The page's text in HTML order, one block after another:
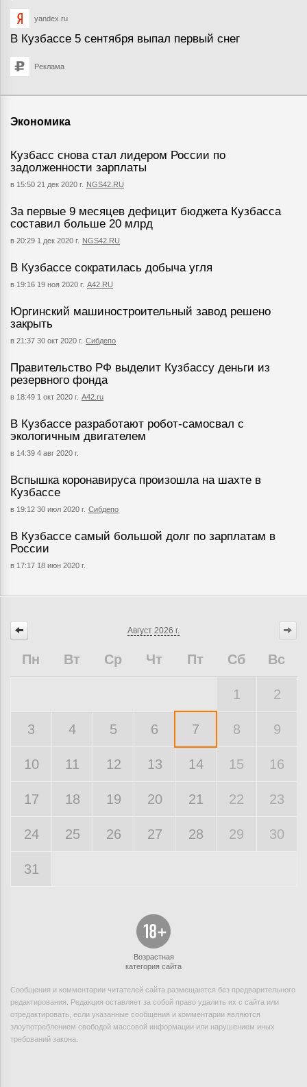
yandex.ru
В Кузбассе 5 сентября выпал первый снег
Реклама
Экономика
Кузбасс снова стал лидером России по
задолженности зарплаты
в 15:50 21 дек 2020 г. NGS42.RU
За первые 9 месяцев дефицит бюджета Кузбасса
составил больше 20 млрд
в 20:29 1 дек 2020 г. NGS42.RU
В Кузбассе сократилась добыча угля
в 19:16 19 ноя 2020 г. А42.RU
Юргинский машиностроительный завод решено
закрыть
в 21:37 30 окт 2020 г. Сибдепо
Правительство РФ выделит Кузбассу деньги из
резервного фонда
в 18:49 1 окт 2020 г. A42.ru
В Кузбассе разработают робот-самосвал с
экологичным двигателем
в 14:39 4 авг 2020 г.
Вспышка коронавируса произошла на шахте в
Кузбассе
в 19:12 30 июл 2020 г. Сибдепо
В Кузбассе самый большой долг по зарплатам в
России
в 17:17 18 июн 2020 г.
Август 2026 г.
Пн Вт Ср Чт Пт Сб Вс
1 2
3 4 5 6 7 8 9
10 11 12 13 14 15 16
17 18 19 20 21 22 23
24 25 26 27 28 29 30
31
Возрастная
категория сайта
Сообщения и комментарии читателей сайта размещаются без предварительного
редактирования. Редакция оставляет за собой право удалить их с сайта или
отредактировать, если указанные сообщения и комментарии являются
злоупотреблением свободой массовой информации или нарушением иных
требований закона.